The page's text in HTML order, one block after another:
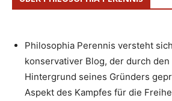
Philosophia Perennis versteht
konservativer Blog, der durch
Hintergrund seines Gründers
Aspekt des Kampfes für die